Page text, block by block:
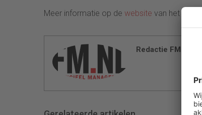
Meer informatie op de website van het
Redactie FM